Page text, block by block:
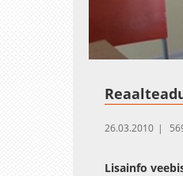
2.12%
26.03.2010
Lisainfo